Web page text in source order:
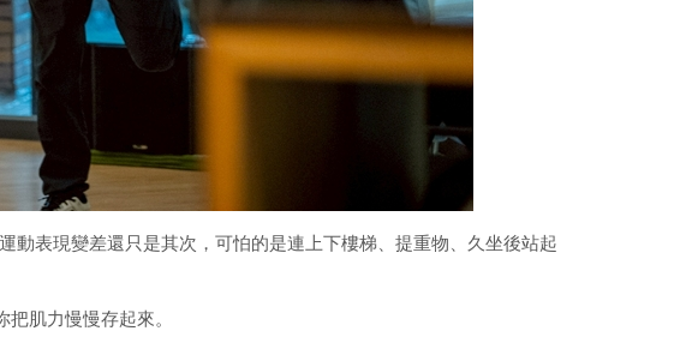
表現變差還只是其次，可怕的是連上下樓梯、提重物、久坐後站起
把肌力慢慢存起來。